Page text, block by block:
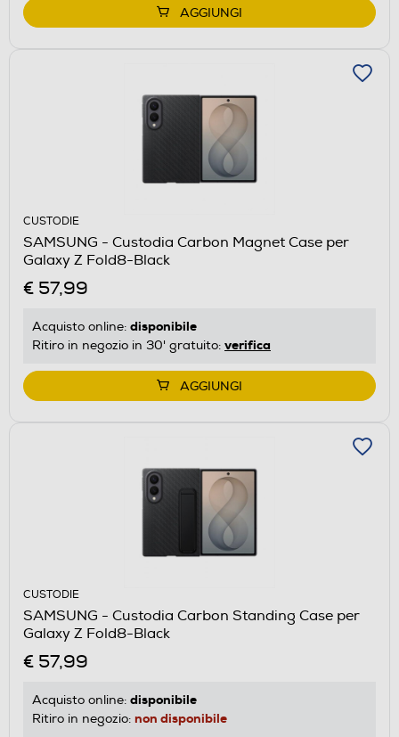
AGGIUNGI
CUSTODIE
SAMSUNG - Custodia Carbon Magnet Case per
Galaxy Z Fold8-Black
€ 57,99
Acquisto online: disponibile
Ritiro in negozio in 30' gratuito: verifica
AGGIUNGI
CUSTODIE
SAMSUNG - Custodia Carbon Standing Case per
Galaxy Z Fold8-Black
€ 57,99
Acquisto online: disponibile
Ritiro in negozio: non disponibile